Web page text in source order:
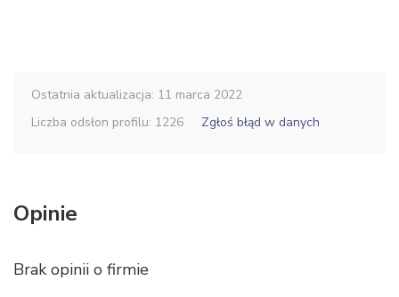
Ostatnia aktualizacja: 11 marca 2022
Liczba odsłon profilu: 1226
Zgłoś błąd w danych
Opinie
Brak opinii o firmie